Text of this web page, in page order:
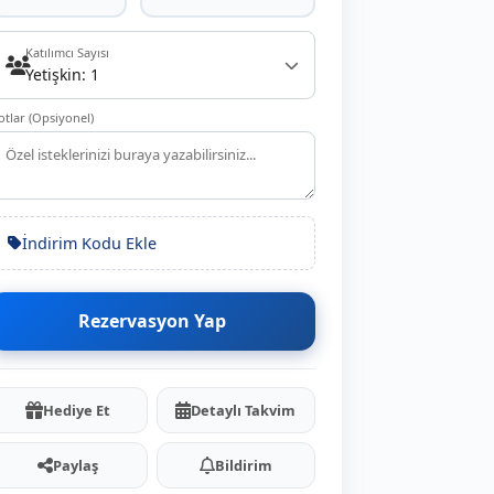
Katılımcı Sayısı
Yetişkin: 1
(Opsiyonel)
İndirim Kodu Ekle
Rezervasyon Yap
Hediye Et Detaylı Takvim
Paylaş Bildirim